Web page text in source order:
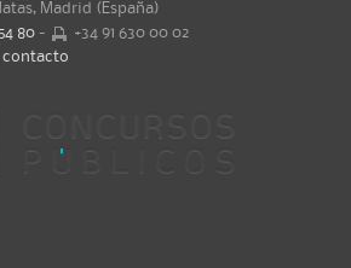
Madrid (España)
80 -
+34 91 630 00 02
contacto